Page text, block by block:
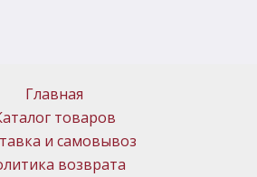
Главная
товаров
и самовывоз
возврата